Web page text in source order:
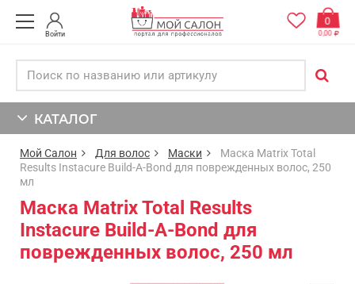
Войти
0
0,00
КАТАЛОГ
Мой Салон Для волос Маски
Маска Matrix Total
Results Instacure Build-A-Bond для поврежденных волос, 250
мл
Маска Matrix Total Results
Instacure Build-A-Bond для
поврежденных волос, 250 мл